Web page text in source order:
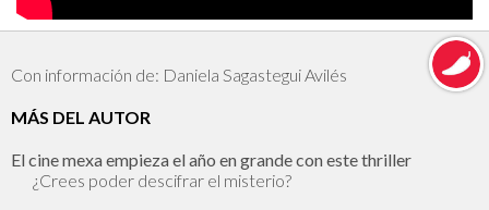
Con información de: Daniela Sagastegui Avilés
MÁS DEL AUTOR
El cine mexa empieza el año en grande con este thriller
¿Crees poder descifrar el misterio?